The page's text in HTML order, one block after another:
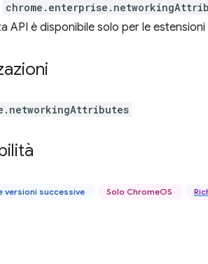
API è disponibile solo per le
versioni successive Solo ChromeOS